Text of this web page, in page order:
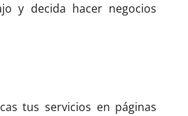
y decida hacer negocios
tus servicios en páginas